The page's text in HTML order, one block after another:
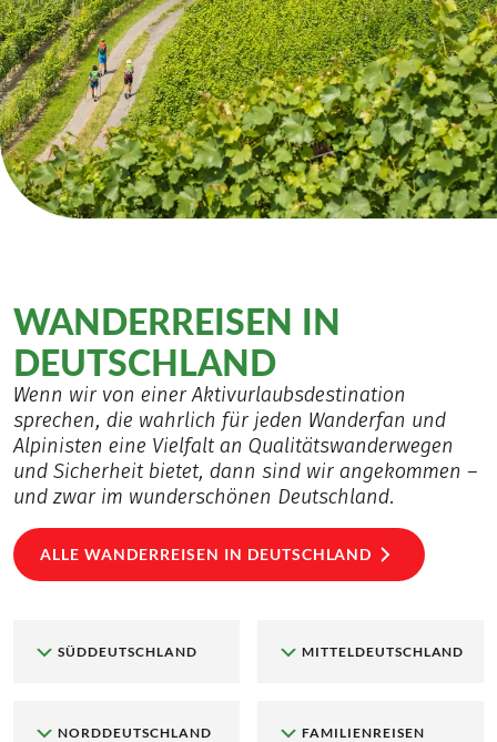
WANDERREISEN IN
DEUTSCHLAND
Wenn wir von einer Aktivurlaubsdestination
sprechen, die wahrlich für jeden Wanderfan und
Alpinisten eine Vielfalt an Qualitätswanderwegen
und Sicherheit bietet, dann sind wir angekommen –
und zwar im wunderschönen Deutschland.
ALLE WANDERREISEN IN DEUTSCHLAND
SÜDDEUTSCHLAND MITTELDEUTSCHLAND
NORDDEUTSCHLAND FAMILIENREISEN